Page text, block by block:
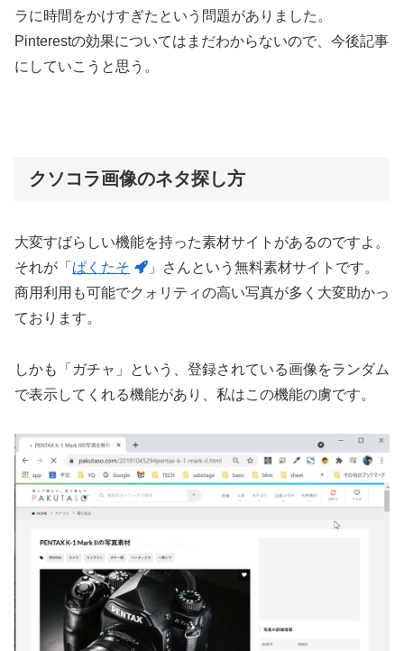
ラに時間をかけすぎたという問題がありました。
Pinterestの効果についてはまだわからないので、今後記事
にしていこうと思う。
クソコラ画像のネタ探し方
大変すばらしい機能を持った素材サイトがあるのですよ。
それが「 ぱくたそ
」さんという無料素材サイトです。
商用利用も可能でクォリティの高い写真が多く大変助かっ
ております。
しかも「ガチャ」という、登録されている画像をランダム
で表示してくれる機能があり、私はこの機能の虜です。